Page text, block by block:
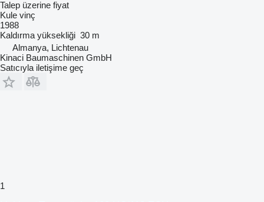
Talep üzerine fiyat
Kule vinç
1988
Kaldırma yüksekliği 30 m
Almanya, Lichtenau
Kinaci Baumaschinen GmbH
Satıcıyla iletişime geç
1